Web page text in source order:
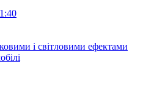
і світловими ефектами